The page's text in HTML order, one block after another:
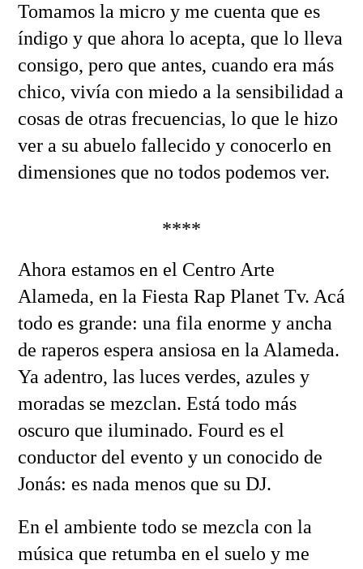
Tomamos la micro y me cuenta que es
índigo y que ahora lo acepta, que lo lleva
consigo, pero que antes, cuando era más
chico, vivía con miedo a la sensibilidad a
cosas de otras frecuencias, lo que le hizo
ver a su abuelo fallecido y conocerlo en
dimensiones que no todos podemos ver.
****
Ahora estamos en el Centro Arte
Alameda, en la Fiesta Rap Planet Tv. Acá
todo es grande: una fila enorme y ancha
de raperos espera ansiosa en la Alameda.
Ya adentro, las luces verdes, azules y
moradas se mezclan. Está todo más
oscuro que iluminado. Fourd es el
conductor del evento y un conocido de
Jonás: es nada menos que su DJ.
En el ambiente todo se mezcla con la
música que retumba en el suelo y me